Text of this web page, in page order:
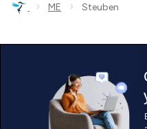
› ME › Steuben